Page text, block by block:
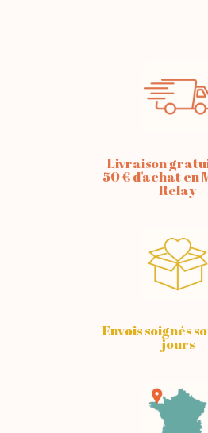
Livraison
50 € d'achat en
Relay
Envois soignés
jours